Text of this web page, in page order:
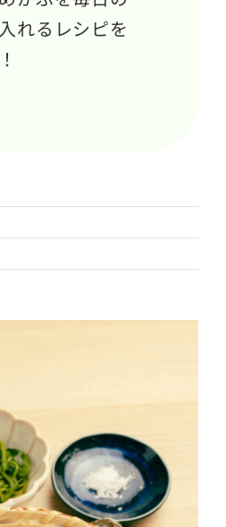
れるレシピを